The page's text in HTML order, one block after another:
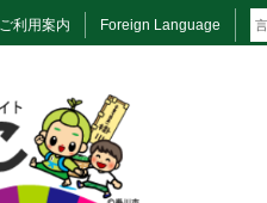
ご利用案内 Foreign Language